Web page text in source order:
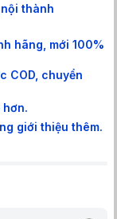
thành
hãng, mới 100%
COD, chuyển
hơn.
giới thiệu thêm.